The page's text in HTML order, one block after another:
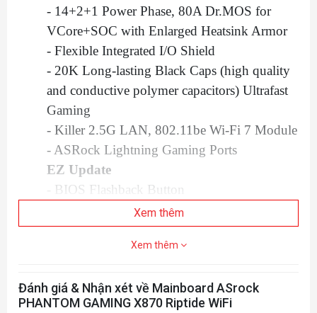
- 14+2+1 Power Phase, 80A Dr.MOS for
VCore+SOC with Enlarged Heatsink Armor
- Flexible Integrated I/O Shield
- 20K Long-lasting Black Caps (high quality
and conductive polymer capacitors) Ultrafast
Gaming
- Killer 2.5G LAN, 802.11be Wi-Fi 7 Module
- ASRock Lightning Gaming Ports
EZ Update
- BIOS Flashback Button
- ASRock Auto Driver Installer
EZ Troubleshooter
ASRock Post Status Checker
- Supports AMD Socket AM5 Ryzen™ 9000,
8000 and 7000 Series Processors
Xem thêm
Xem thêm
Đánh giá & Nhận xét về Mainboard ASrock
PHANTOM GAMING X870 Riptide WiFi